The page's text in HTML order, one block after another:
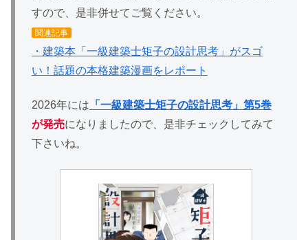
すので、是非併せてご覧ください。
関連記事
・建築本「一級建築士矩子の設計思考」がスゴ
い！話題の本格建築漫画をレポート
2026年には 「一級建築士矩子の設計思考」第5巻
が発売になりましたので、是非チェックしてみて
下さいね。